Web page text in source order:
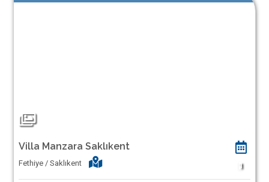
Villa Manzara Saklıkent
Fethiye / Saklıkent 1